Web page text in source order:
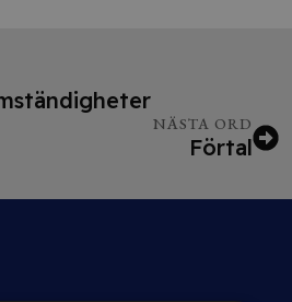
NÄSTA ORD
Förtal